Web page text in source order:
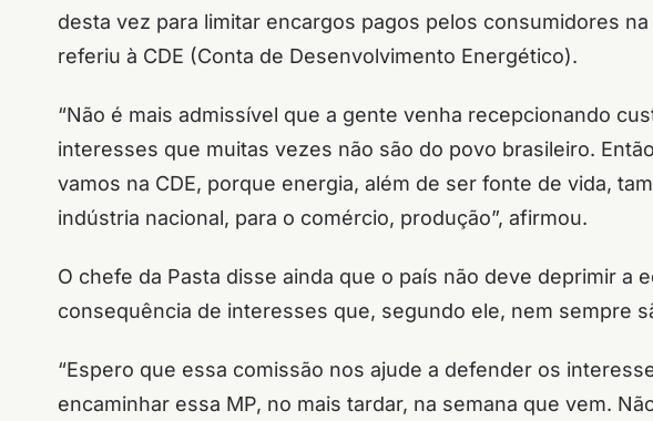
desta vez para limitar encargos pagos pelos consumidores
referiu à CDE (Conta de Desenvolvimento Energético).
“Não é mais admissível que a gente venha recepcionando
interesses que muitas vezes não são do povo brasileiro.
vamos na CDE, porque energia, além de ser fonte de vida,
indústria nacional, para o comércio, produção”, afirmou.
O chefe da Pasta disse ainda que o país não deve deprimir a
consequência de interesses que, segundo ele, nem sempre
“Espero que essa comissão nos ajude a defender os
encaminhar essa MP, no mais tardar, na semana que vem.